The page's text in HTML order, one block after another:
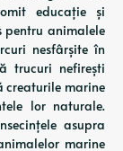
educație și
pentru animalele
nesfârșite în
trucuri nefirești
creaturile marine
lor naturale.
asupra
marine